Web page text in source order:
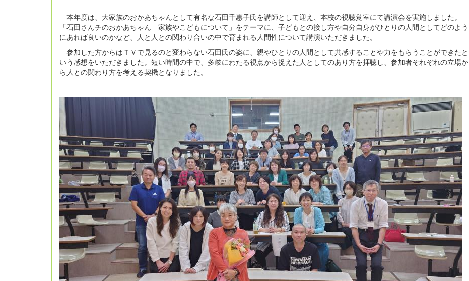
本年度は、大家族のおかあちゃんとして有名な石田千惠子氏を講師として迎え、本校の視聴覚室にて講演会を実施しました。
「石田さんチのおかあちゃん 家族やこどもについて」をテーマに、子どもとの接し方や自分自身がひとりの人間としてどのよう
にあれば良いのかなど、人と人との関わり合いの中で育まれる人間性について講演いただきました。
参加した方からはＴＶで見るのと変わらない石田氏の姿に、親やひとりの人間として共感することや力をもらうことができたと
いう感想をいただきました。短い時間の中で、多岐にわたる視点から捉えた人としてのあり方を拝聴し、参加者それぞれの立場か
ら人との関わり方を考える契機となりました。